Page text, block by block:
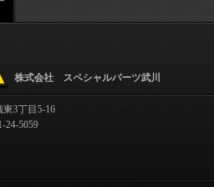
株式会社 スペシャルパーツ武川
3丁目5-16
24-5059